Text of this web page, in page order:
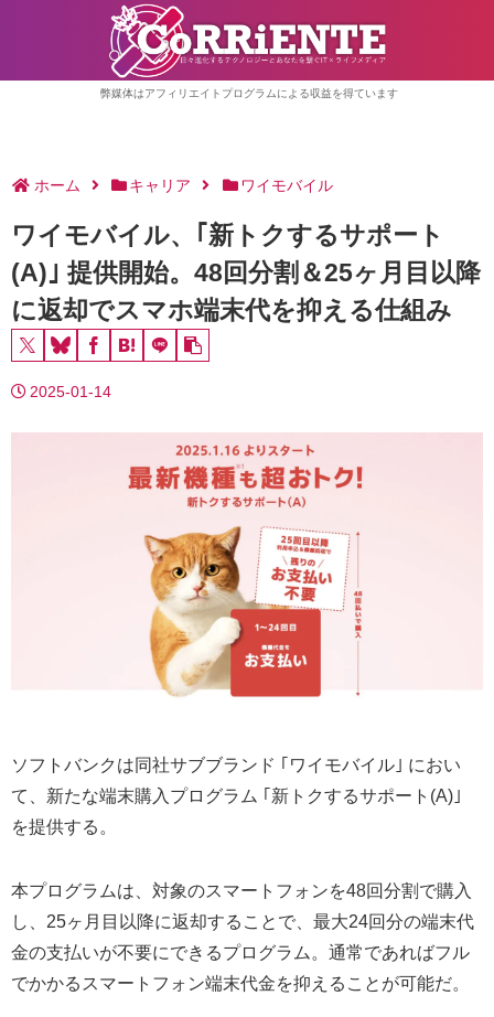
弊媒体はアフィリエイトプログラムによる収益を得ています
ホーム キャリア ワイモバイル
ワイモバイル、｢新トクするサポート
(A)｣ 提供開始。48回分割＆25ヶ月目以降
に返却でスマホ端末代を抑える仕組み
2025-01-14
ソフトバンクは同社サブブランド ｢ワイモバイル｣ におい
て、新たな端末購入プログラム ｢新トクするサポート(A)｣
を提供する。
本プログラムは、対象のスマートフォンを48回分割で購入
し、25ヶ月目以降に返却することで、最大24回分の端末代
金の支払いが不要にできるプログラム。通常であればフル
でかかるスマートフォン端末代金を抑えることが可能だ。